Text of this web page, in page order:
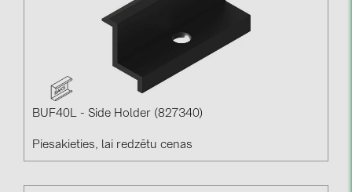
BUF40L - Side Holder (827340)
Piesakieties, lai redzētu cenas